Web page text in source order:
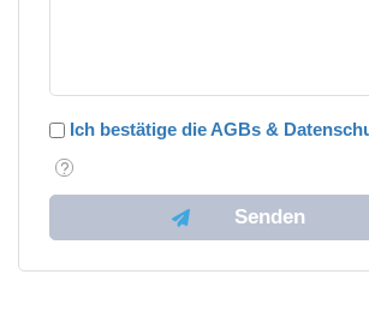
Ich bestätige die AGBs &